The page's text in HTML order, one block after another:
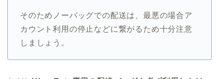
そのためノーバッグでの配送は、最悪の場合ア
カウント利用の停止などに繋がるため十分注意
しましょう。